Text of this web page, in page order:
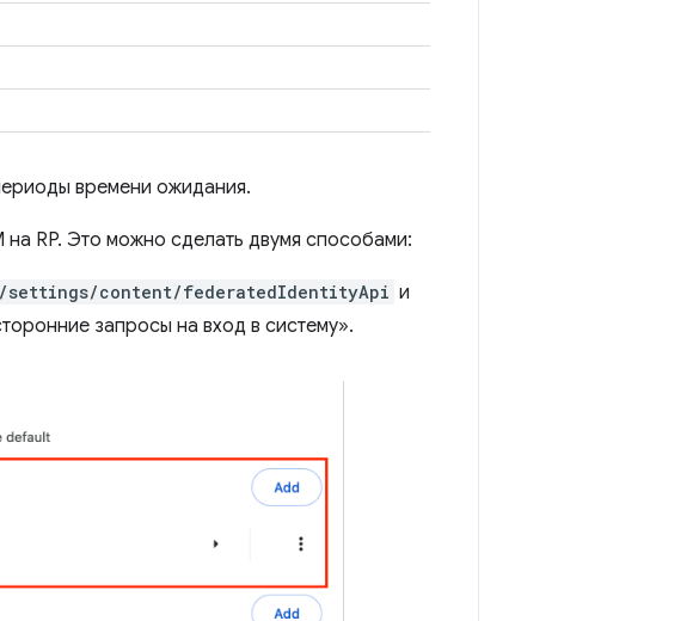
времени ожидания.
RP. Это можно сделать двумя способами:
settings/content/federatedIdentityApi и
запросы на вход в систему».